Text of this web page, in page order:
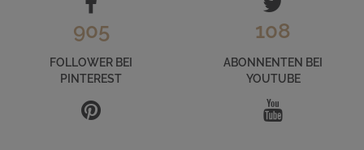
905
FOLLOWER BEI
PINTEREST
108
ABONNENTEN BEI
YOUTUBE